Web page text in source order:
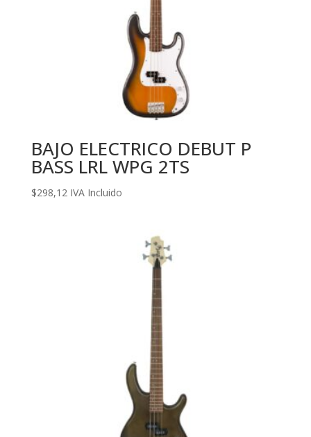
BAJO ELECTRICO DEBUT P
BASS LRL WPG 2TS
$298,12 IVA Incluido